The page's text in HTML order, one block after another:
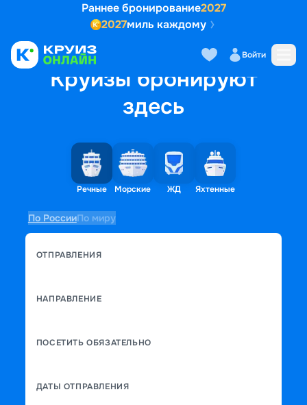
Раннее бронирование2027
2027миль каждому
Войти
Круизы бронируют
здесь
Речные Морские ЖД Яхтенные
По РоссииПо миру
ОТПРАВЛЕНИЯ
НАПРАВЛЕНИЕ
ПОСЕТИТЬ ОБЯЗАТЕЛЬНО
ДАТЫ ОТПРАВЛЕНИЯ